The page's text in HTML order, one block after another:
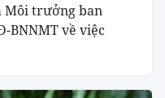
Môi trưởng ban
BNNMT về việc